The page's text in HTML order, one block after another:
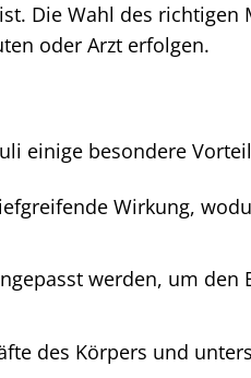
Die Wahl des richtigen
oder Arzt erfolgen.
einige besondere
Wirkung,
werden, um den
des Körpers und